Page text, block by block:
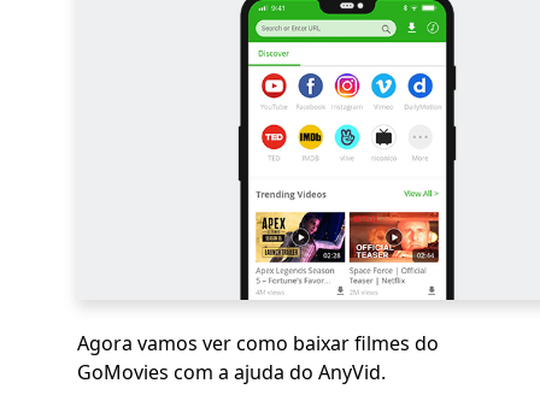
Agora vamos ver como baixar filmes do
GoMovies com a ajuda do AnyVid.